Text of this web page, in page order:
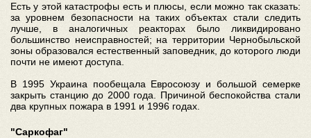
Есть у этой катастрофы есть и плюсы, если можно так сказать:
за уровнем безопасности на таких объектах стали следить
лучше, в аналогичных реакторах было ликвидировано
большинство неисправностей; на территории Чернобыльской
зоны образовался естественный заповедник, до которого люди
почти не имеют доступа.
В 1995 Украина пообещала Евросоюзу и большой семерке
закрыть станцию до 2000 года. Причиной беспокойства стали
два крупных пожара в 1991 и 1996 годах.
"Саркофаг"